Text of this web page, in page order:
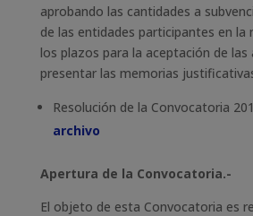
aprobando las cantidades a
de las entidades participantes en la
los plazos para la aceptación de las
presentar las memorias
​Resolución de la Convocatoria
archivo
Apertura de la Convocatoria.-
El objeto de esta Convocatoria es